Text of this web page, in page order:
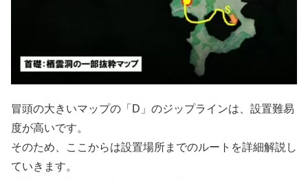
冒頭の大きいマップの「D」のジップラインは、設置難易
度が高いです。
そのため、ここからは設置場所までのルートを詳細解説し
ていきます。